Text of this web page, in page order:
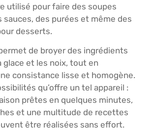
utilisé pour faire des soupes
sauces, des purées et même des
desserts.
de broyer des ingrédients
glace et les noix, tout en
consistance lisse et homogène.
qu’offre un tel appareil :
prêtes en quelques minutes,
et une multitude de recettes
être réalisées sans effort.